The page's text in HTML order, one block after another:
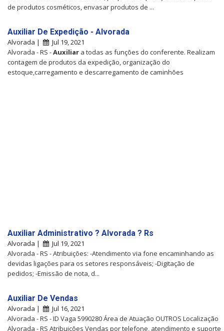
de produtos cosméticos, envasar produtos de ...
Auxiliar De Expedição - Alvorada
Alvorada |
Jul 19, 2021
Alvorada - RS -Auxiliar a todas as funções do conferente. Realizam
contagem de produtos da expedição, organização do
estoque,carregamento e descarregamento de caminhões
Auxiliar Administrativo ? Alvorada ? Rs
Alvorada |
Jul 19, 2021
Alvorada - RS - Atribuições: -Atendimento via fone encaminhando as
devidas ligações para os setores responsáveis; -Digitação de
pedidos; -Emissão de nota, d...
Auxiliar De Vendas
Alvorada |
Jul 16, 2021
Alvorada - RS - ID Vaga 5990280 Área de Atuação OUTROS Localização
Alvorada - RS Atribuições Vendas por telefone, atendimento e suporte